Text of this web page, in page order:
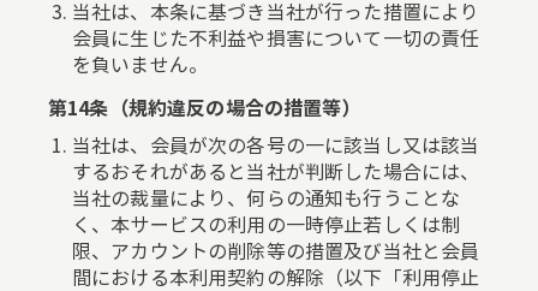
当社は、本条に基づき当社が行った措置により
会員に生じた不利益や損害について一切の責任
を負いません。
第14条（規約違反の場合の措置等）
当社は、会員が次の各号の一に該当し又は該当
するおそれがあると当社が判断した場合には、
当社の裁量により、何らの通知も行うことな
く、本サービスの利用の一時停止若しくは制
限、アカウントの削除等の措置及び当社と会員
間における本利用契約の解除（以下「利用停止